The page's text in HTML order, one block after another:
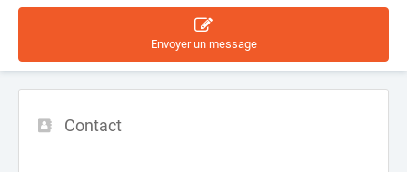
Envoyer un message
Contact